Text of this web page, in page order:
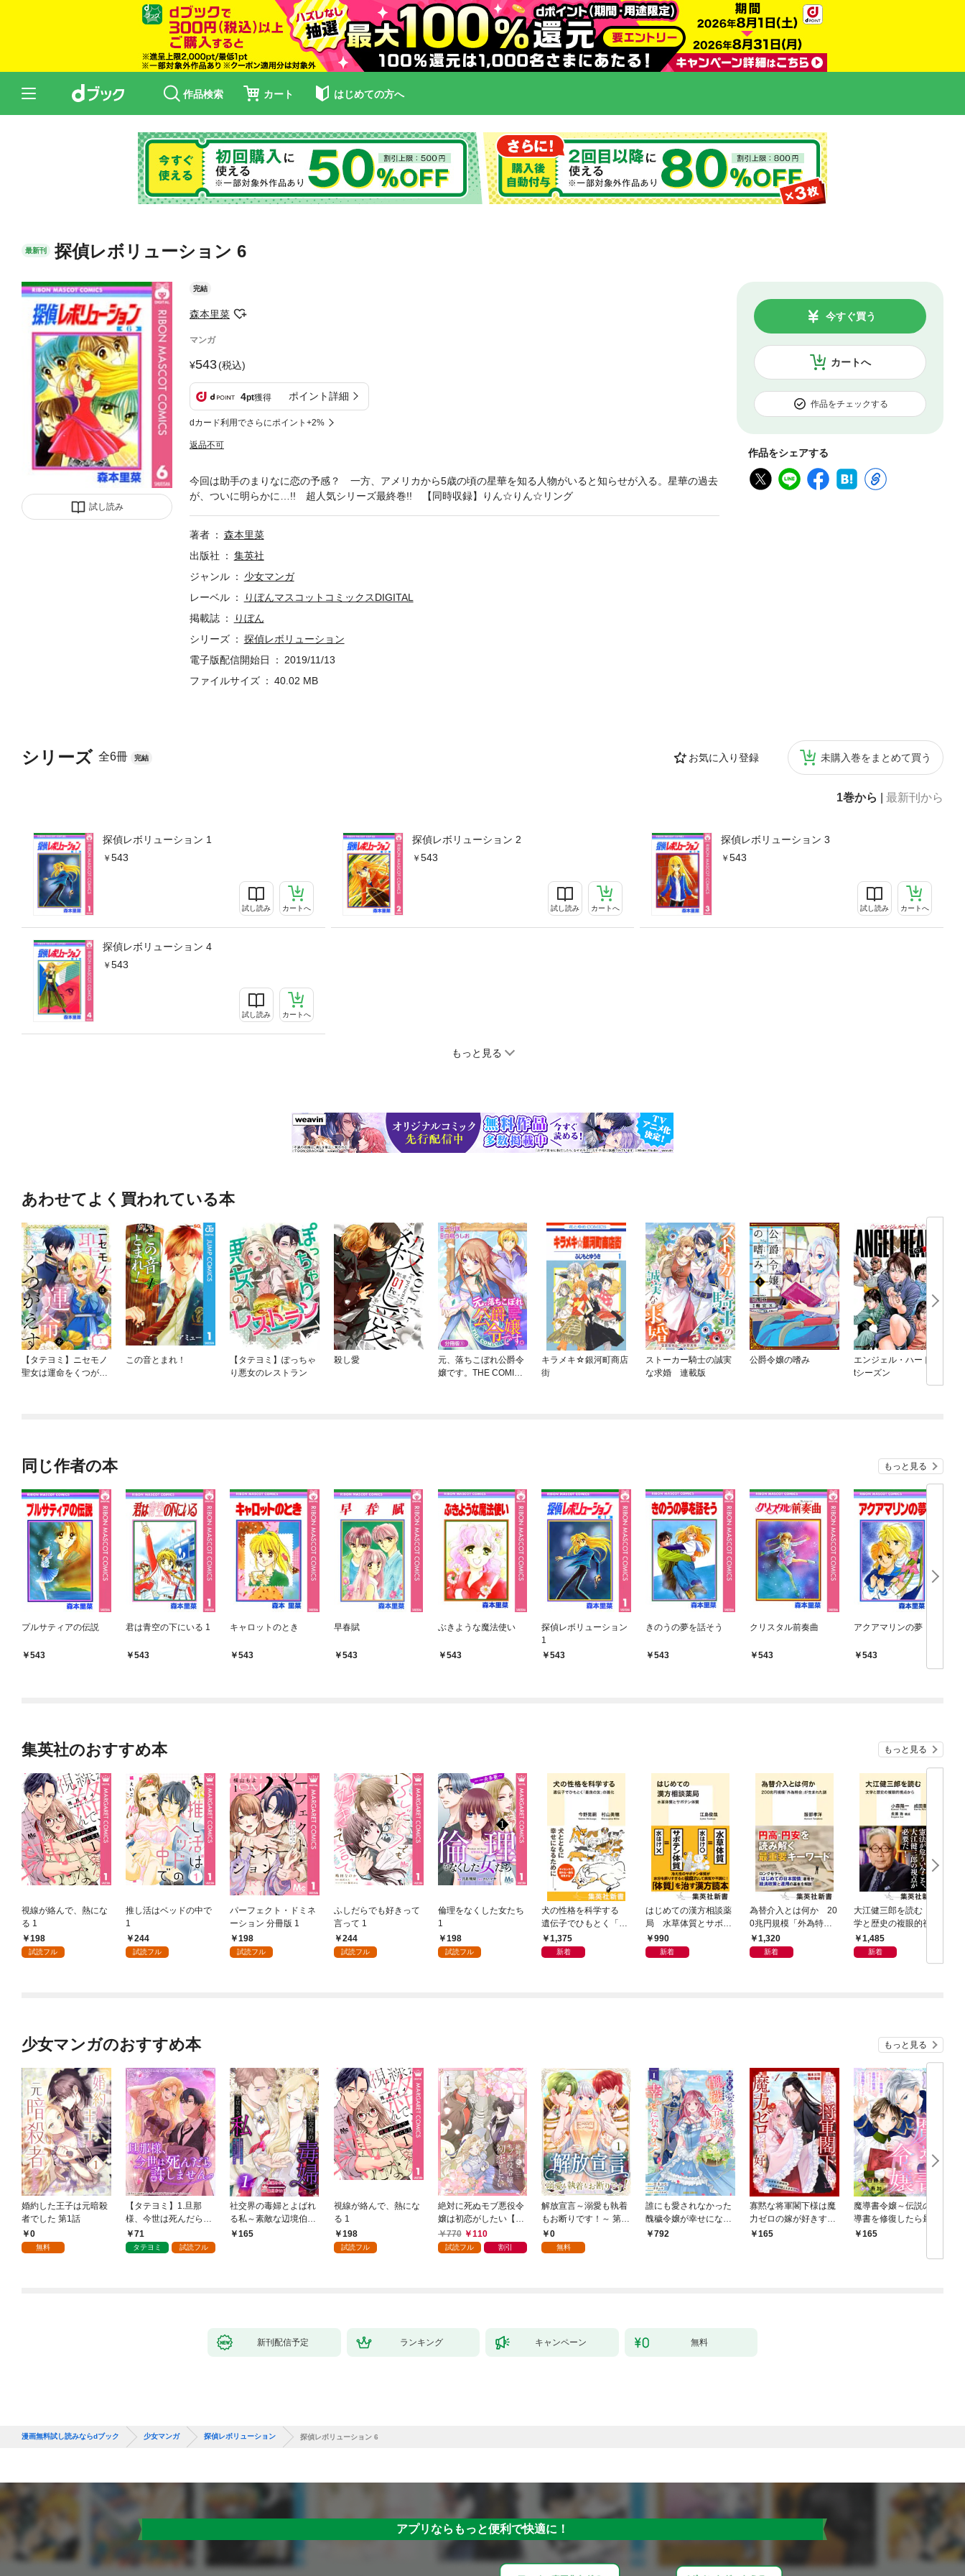
作品検索 カート はじめての方へ
最新刊 探偵レボリューション 6
試し読み
完結
森本里菜
マンガ
543(税込)
4pt獲得 ポイント詳細
dカード利用でさらにポイント+2%
返品不可
カートへ
今すぐ買う
作品をチェックする
作品をシェアする
シリーズ 全6冊 完結 お気に入り登録 未購入巻をまとめて買う
1巻から 最新刊から
探偵レボリューション 1
543
試し読み カートへ
探偵レボリューション 2
543
試し読み カートへ
探偵レボリューション 3
543
試し読み カートへ
探偵レボリューション 4
543
試し読み カートへ
もっと見る
今回は助手のまりなに恋の予感？ 一方、アメリカから5歳の頃の星華を知る人物がいると知らせが入る。星華の過去
が、ついに明らかに…!! 超人気シリーズ最終巻!! 【同時収録】りん☆りん☆リング
著者
森本里菜
出版社
集英社
ジャンル
少女マンガ
レーベル
りぼんマスコットコミックスDIGITAL
掲載誌
りぼん
シリーズ
探偵レボリューション
電子版配信開始日
2019/11/13
ファイルサイズ
40.02 MB
あわせてよく買われている本
【タテヨミ】ニセモノ
聖女は運命をくつがえ
この音とまれ！
【タテヨミ】ぽっちゃ
り悪女のレストラン
殺し愛
元、落ちこぼれ公爵令
嬢です。THE COMIC
キラメキ☆銀河町商店
街
ストーカー騎士の誠実
な求婚 連載版
公爵令嬢の嗜み
エンジェル・ハート 1s
tシーズン
同じ作者の本 もっと見る
プルサティアの伝説
543
君は青空の下にいる 1
543
キャロットのとき
543
早春賦
543
ぶきような魔法使い
543
探偵レボリューション
1
543
きのうの夢を話そう
543
クリスタル前奏曲
543
アクアマリンの夢
543
集英社のおすすめ本 もっと見る
視線が絡んで、熱にな
る 1
198
試読フル
推し活はベッドの中で
1
244
試読フル
パーフェクト・ドミネ
ーション 分冊版 1
198
試読フル
ふしだらでも好きって
言って 1
244
試読フル
倫理をなくした女たち
1
198
試読フル
犬の性格を科学する
遺伝子でひもとく「最
良の友」の進化
1,375
新着
はじめての漢方相談薬
局 水草体質とサボテ
ン体質
990
新着
為替介入とは何か 20
0兆円規模「外為特
会」が生まれた謎
1,320
新着
大江健三郎を読む 文
学と歴史の複眼的視点
から1,485
新着
少女マンガのおすすめ本 もっと見る
婚約した王子は元暗殺
者でした 第1話
0
無料
【タテヨミ】1.旦那
様、今世は死んだら許
しません
71
タテヨミ 試読フル
社交界の毒婦とよばれ
る私～素敵な辺境伯令
息に腕を折られたの
165
視線が絡んで、熱にな
る 1
198
試読フル
絶対に死ぬモブ悪役令
嬢は初恋がしたい【単
行本版】 1巻
770 110
試読フル 割引
解放宣言～溺愛も執着
もお断りです！～ 第1
話0
無料
誰にも愛されなかった
醜穢令嬢が幸せになる
まで 1
792
寡黙な将軍閣下様は魔
力ゼロの嫁が好きすぎ
る～なぜか旦那様の心
165
魔導書令嬢～伝説の魔
導書を修復したら最強
の精霊が味方になりま
下がなぜかいつもそば
165
新刊配信予定 ランキング キャンペーン 無料
漫画無料試し読みならdブック 少女マンガ 探偵レボリューション 探偵レボリューション 6
アプリならもっと便利で快適に！